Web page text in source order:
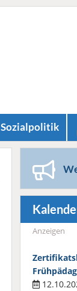
Sozial­politik
Anzeigen